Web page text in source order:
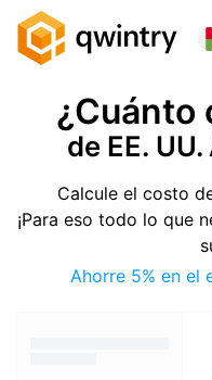
¿Cuánto
de EE.
Calcule el costo
¡Para eso todo lo que
Ahorre 5% en el